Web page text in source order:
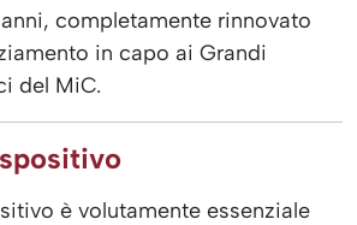
completamente rinnovato
in capo ai Grandi
del MiC.
è volutamente essenziale